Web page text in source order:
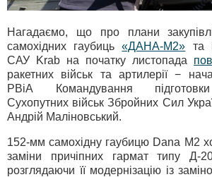
Нагадаємо, що про плани
самохідних гаубиць«ДАНА-М2» та
САУ Krab на початку листопада
ракетних військ та артилерії −
РВіА Командування
Сухопутних військ Збройних Сил
Андрій Маліновський.
152-мм самохідну гаубицю Dana M2
заміни причіпних гармат типу Д-
розглядаючи її модернізацію із